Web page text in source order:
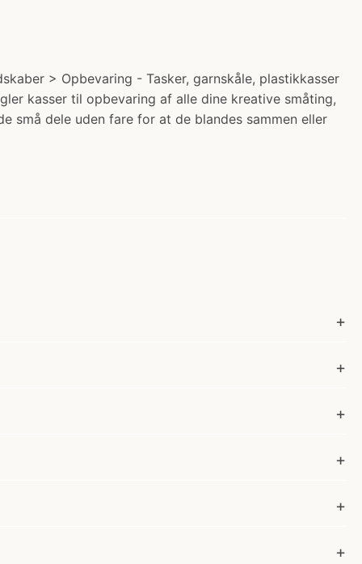
> Opbevaring - Tasker, garnskåle, plastikkasser
kasser til opbevaring af alle dine kreative småting,
små dele uden fare for at de blandes sammen eller